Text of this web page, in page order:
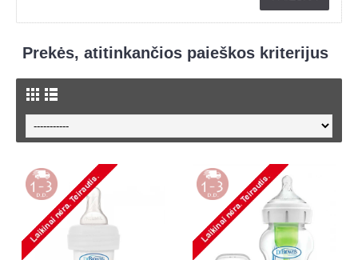
Prekės, atitinkančios paieškos kriterijus